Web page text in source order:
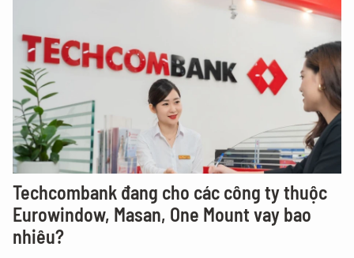
Techcombank đang cho các công ty thuộc
Eurowindow, Masan, One Mount vay bao
nhiêu?